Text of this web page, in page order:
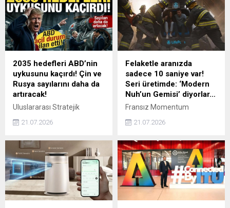
2035 hedefleri ABD’nin
uykusunu kaçırdı! Çin ve
Rusya sayılarını daha da
artıracak!
Uluslararası Stratejik
raporuna göre, ABD
kadar 4 bin, Rusya'nın ise bin
hipersonik füzeye
ulaşmasını bekliyor. Ortaya
çıkan öngörü Pentagon'un
silah alım stratejisini
hızlandırdı.
21.07.2026
Felaketle aranızda
sadece 10 saniye var!
Seri üretimde: ‘Modern
Nuh’un Gemisi’ diyorlar…
Fransız Momentum
saldırılara karşı taşınabilir
serisini tanıttı. 10 saniyede
mühürlenen modüler
sığınaklar, dış dünyadan
bağımsız 72 saate kadar
hayatta kalma imkanı
sunuyor.
21.07.2026